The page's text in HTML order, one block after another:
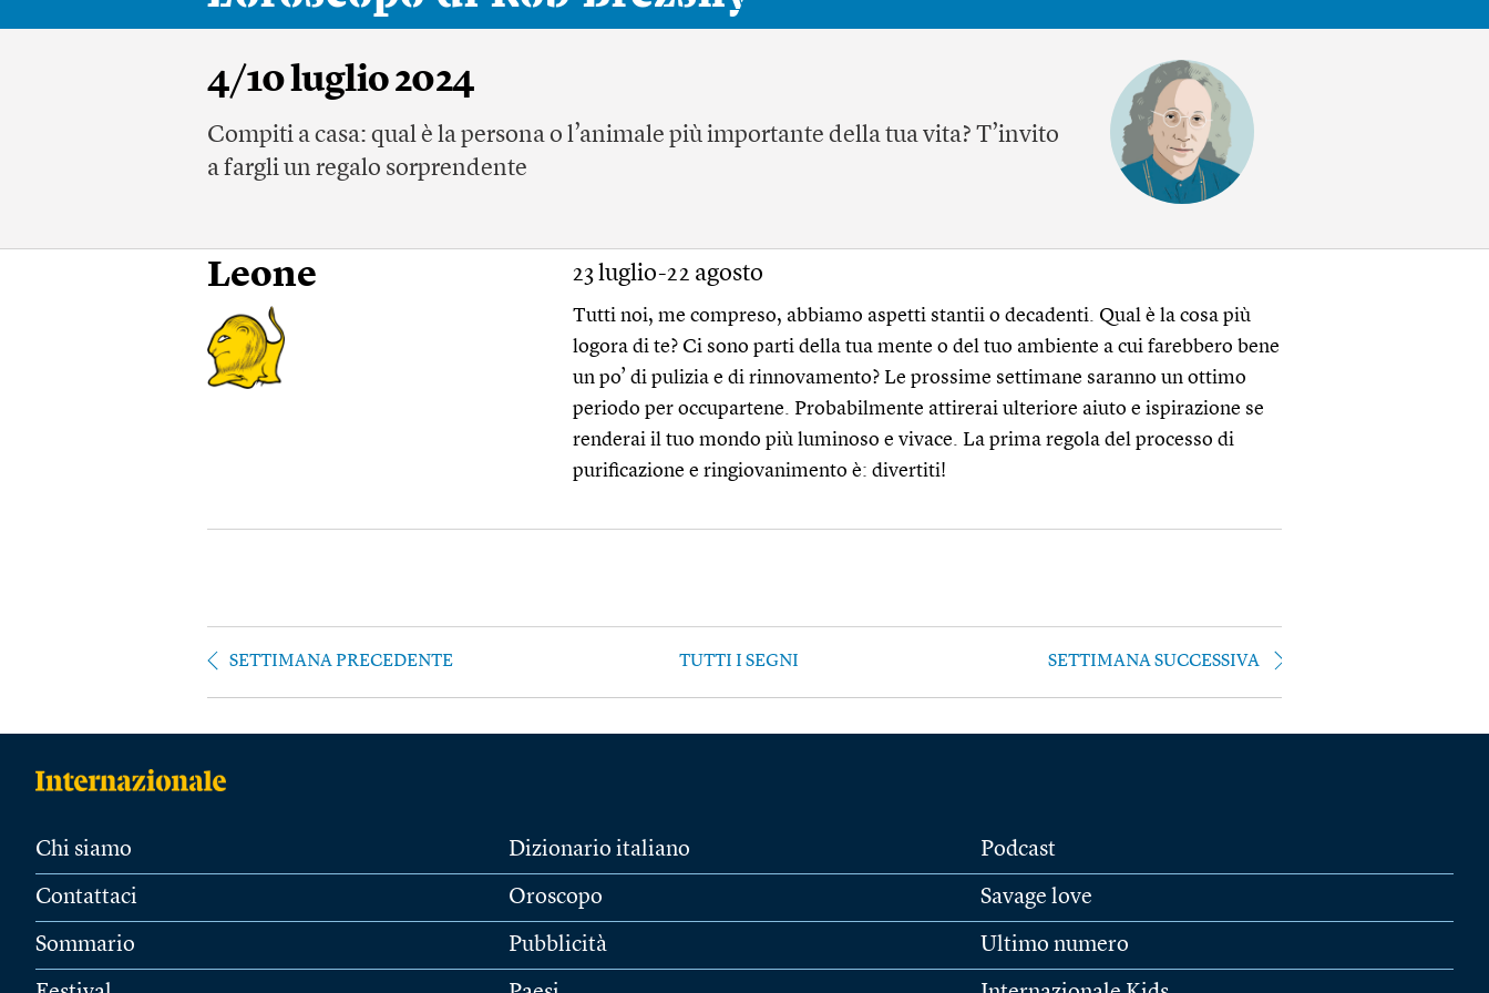
4/10 luglio 2024
Compiti a casa: qual è la persona o l’animale più importante della tua vita? T’invito
a fargli un regalo sorprendente
Leone 23 luglio-22 agosto
Tutti noi, me compreso, abbiamo aspetti stantii o decadenti. Qual è la cosa più
logora di te? Ci sono parti della tua mente o del tuo ambiente a cui farebbero bene
un po’ di pulizia e di rinnovamento? Le prossime settimane saranno un ottimo
periodo per occupartene. Probabilmente attirerai ulteriore aiuto e ispirazione se
renderai il tuo mondo più luminoso e vivace. La prima regola del processo di
purificazione e ringiovanimento è: divertiti!
SETTIMANA PRECEDENTE TUTTI I SEGNI SETTIMANA SUCCESSIVA
Chi siamo
Contattaci
Sommario
Dizionario italiano
Oroscopo
Pubblicità
Podcast
Savage love
Ultimo numero